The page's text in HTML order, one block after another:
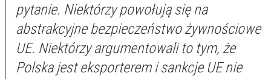
pytanie. Niektórzy powołują się na
abstrakcyjne bezpieczeństwo żywnościowe
UE. Niektórzy argumentowali to tym, że
Polska jest eksporterem i sankcje UE nie